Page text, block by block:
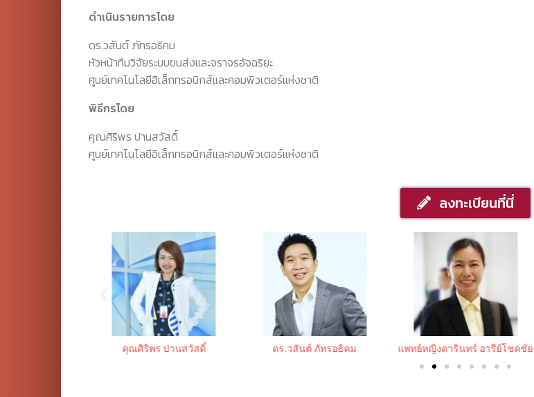
ดำเนินรายการโดย
ดร.วสันต์ ภัทรอธิคม
หัวหน้าทีมวิจัยระบบขนส่งและจราจรอัจฉริยะ
ศูนย์เทคโนโลยีอิเล็กทรอนิกส์และคอมพิวเตอร์แห่งชาติ
พิธีกรโดย
คุณศิริพร ปานสวัสดิ์
ศูนย์เทคโนโลยีอิเล็กทรอนิกส์และคอมพิวเตอร์แห่งชาติ
ลงทะเบียนที่นี่
คุณศิริพร ปานสวัสดิ์ ดร.วสันต์ ภัทรอธิคม แพทย์หญิงดารินทร์ อารีย์โชคชัย